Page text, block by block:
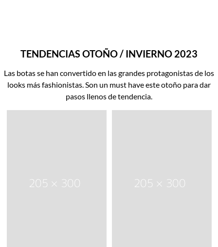
TENDENCIAS OTOÑO / INVIERNO 2023
Las botas se han convertido en las grandes protagonistas de los
looks más fashionistas. Son un must have este otoño para dar
pasos llenos de tendencia.